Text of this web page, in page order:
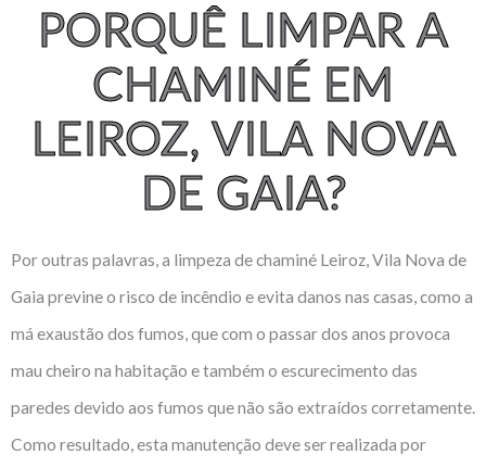
PORQUÊ LIMPAR A
CHAMINÉ EM
LEIROZ, VILA NOVA
DE GAIA?
Por outras palavras, a limpeza de chaminé Leiroz, Vila Nova de
Gaia previne o risco de incêndio e evita danos nas casas, como a
má exaustão dos fumos, que com o passar dos anos provoca
mau cheiro na habitação e também o escurecimento das
paredes devido aos fumos que não são extraídos corretamente.
Como resultado, esta manutenção deve ser realizada por